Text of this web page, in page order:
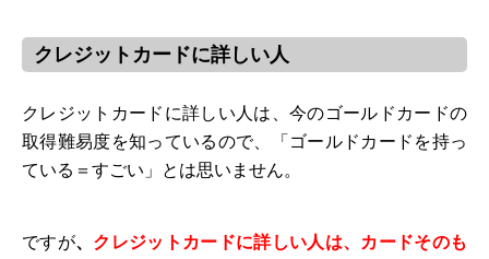
クレジットカードに詳しい人
クレジットカードに詳しい人は、今のゴールドカードの
取得難易度を知っているので、「ゴールドカードを持っ
ている＝すごい」とは思いません。
ですが、 クレジットカードに詳しい人は、カードそのも